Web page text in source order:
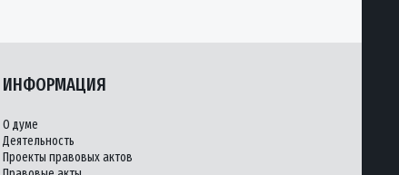
ИНФОРМАЦИЯ
О думе
Деятельность
Проекты правовых актов